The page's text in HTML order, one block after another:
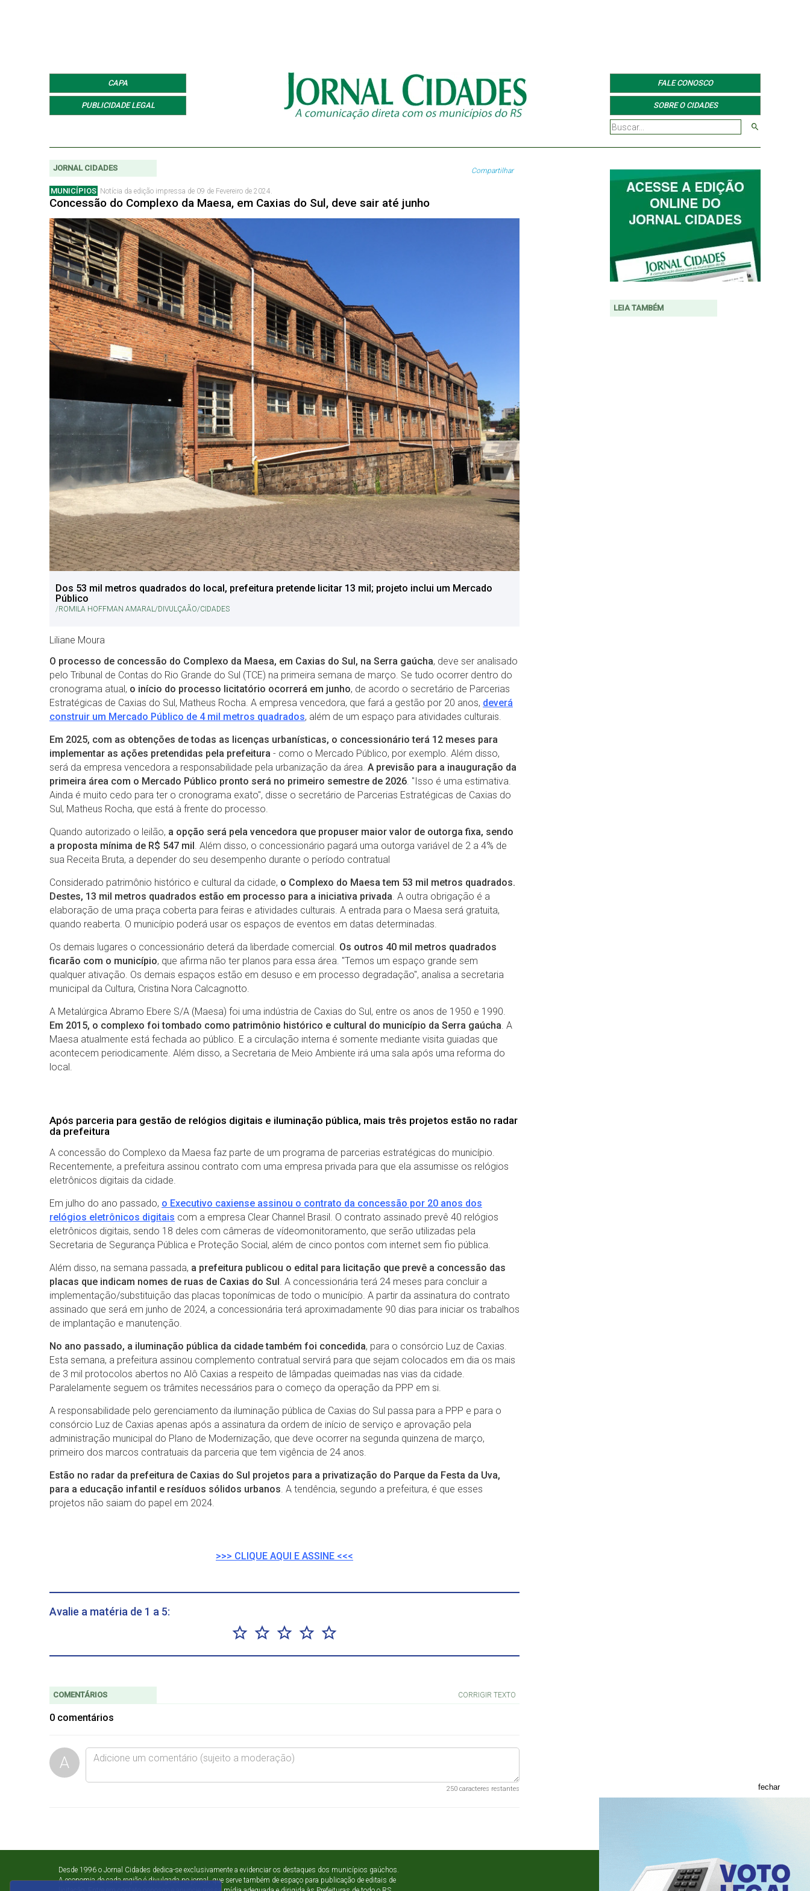
CAPA
PUBLICIDADE LEGAL
FALE CONOSCO
SOBRE O CIDADES
JORNAL CIDADES Compartilhar
MUNICÍPIOS Notícia da edição impressa de 09 de Fevereiro de 2024.
Concessão do Complexo da Maesa, em Caxias do Sul, deve sair até junho
Dos 53 mil metros quadrados do local, prefeitura pretende licitar 13 mil; projeto inclui um Mercado
Público
/ROMILA HOFFMAN AMARAL/DIVULÇAÃO/CIDADES
Liliane Moura
O processo de concessão do Complexo da Maesa, em Caxias do Sul, na Serra gaúcha, deve ser analisado
pelo Tribunal de Contas do Rio Grande do Sul (TCE) na primeira semana de março. Se tudo ocorrer dentro do
cronograma atual, o início do processo licitatório ocorrerá em junho, de acordo o secretário de Parcerias
Estratégicas de Caxias do Sul, Matheus Rocha. A empresa vencedora, que fará a gestão por 20 anos, deverá
construir um Mercado Público de 4 mil metros quadrados, além de um espaço para atividades culturais.
Em 2025, com as obtenções de todas as licenças urbanísticas, o concessionário terá 12 meses para
implementar as ações pretendidas pela prefeitura - como o Mercado Público, por exemplo. Além disso,
será da empresa vencedora a responsabilidade pela urbanização da área. A previsão para a inauguração da
primeira área com o Mercado Público pronto será no primeiro semestre de 2026. "Isso é uma estimativa.
Ainda é muito cedo para ter o cronograma exato", disse o secretário de Parcerias Estratégicas de Caxias do
Sul, Matheus Rocha, que está à frente do processo.
Quando autorizado o leilão, a opção será pela vencedora que propuser maior valor de outorga fixa, sendo
a proposta mínima de R$ 547 mil. Além disso, o concessionário pagará uma outorga variável de 2 a 4% de
sua Receita Bruta, a depender do seu desempenho durante o período contratual
Considerado patrimônio histórico e cultural da cidade, o Complexo do Maesa tem 53 mil metros quadrados.
Destes, 13 mil metros quadrados estão em processo para a iniciativa privada. A outra obrigação é a
elaboração de uma praça coberta para feiras e atividades culturais. A entrada para o Maesa será gratuita,
quando reaberta. O município poderá usar os espaços de eventos em datas determinadas.
Os demais lugares o concessionário deterá da liberdade comercial. Os outros 40 mil metros quadrados
ficarão com o município, que afirma não ter planos para essa área. "Temos um espaço grande sem
qualquer ativação. Os demais espaços estão em desuso e em processo degradação", analisa a secretaria
municipal da Cultura, Cristina Nora Calcagnotto.
A Metalúrgica Abramo Ebere S/A (Maesa) foi uma indústria de Caxias do Sul, entre os anos de 1950 e 1990.
Em 2015, o complexo foi tombado como patrimônio histórico e cultural do município da Serra gaúcha. A
Maesa atualmente está fechada ao público. E a circulação interna é somente mediante visita guiadas que
acontecem periodicamente. Além disso, a Secretaria de Meio Ambiente irá uma sala após uma reforma do
local.
Após parceria para gestão de relógios digitais e iluminação pública, mais três projetos estão no radar
da prefeitura
A concessão do Complexo da Maesa faz parte de um programa de parcerias estratégicas do município.
Recentemente, a prefeitura assinou contrato com uma empresa privada para que ela assumisse os relógios
eletrônicos digitais da cidade.
Em julho do ano passado, o Executivo caxiense assinou o contrato da concessão por 20 anos dos
relógios eletrônicos digitais com a empresa Clear Channel Brasil. O contrato assinado prevê 40 relógios
eletrônicos digitais, sendo 18 deles com câmeras de vídeomonitoramento, que serão utilizadas pela
Secretaria de Segurança Pública e Proteção Social, além de cinco pontos com internet sem fio pública.
Além disso, na semana passada, a prefeitura publicou o edital para licitação que prevê a concessão das
placas que indicam nomes de ruas de Caxias do Sul. A concessionária terá 24 meses para concluir a
implementação/substituição das placas toponímicas de todo o município. A partir da assinatura do contrato
assinado que será em junho de 2024, a concessionária terá aproximadamente 90 dias para iniciar os trabalhos
de implantação e manutenção.
No ano passado, a iluminação pública da cidade também foi concedida, para o consórcio Luz de Caxias.
Esta semana, a prefeitura assinou complemento contratual servirá para que sejam colocados em dia os mais
de 3 mil protocolos abertos no Alô Caxias a respeito de lâmpadas queimadas nas vias da cidade.
Paralelamente seguem os trâmites necessários para o começo da operação da PPP em si.
A responsabilidade pelo gerenciamento da iluminação pública de Caxias do Sul passa para a PPP e para o
consórcio Luz de Caxias apenas após a assinatura da ordem de início de serviço e aprovação pela
administração municipal do Plano de Modernização, que deve ocorrer na segunda quinzena de março,
primeiro dos marcos contratuais da parceria que tem vigência de 24 anos.
Estão no radar da prefeitura de Caxias do Sul projetos para a privatização do Parque da Festa da Uva,
para a educação infantil e resíduos sólidos urbanos. A tendência, segundo a prefeitura, é que esses
projetos não saiam do papel em 2024.
>>> CLIQUE AQUI E ASSINE <<<
Avalie a matéria de 1 a 5:
COMENTÁRIOS CORRIGIR TEXTO
0 comentários
A
250 caracteres restantes
LEIA TAMBÉM
Desde 1996 o Jornal Cidades dedica-se exclusivamente a evidenciar os destaques dos municípios gaúchos.
A economia de cada região é divulgada no jornal, que serve também de espaço para publicação de editais de
Informações e anúncios - Fone: (51) 3221.8633
E-mail:jornalcidades@jornalcidades.com.br
fechar